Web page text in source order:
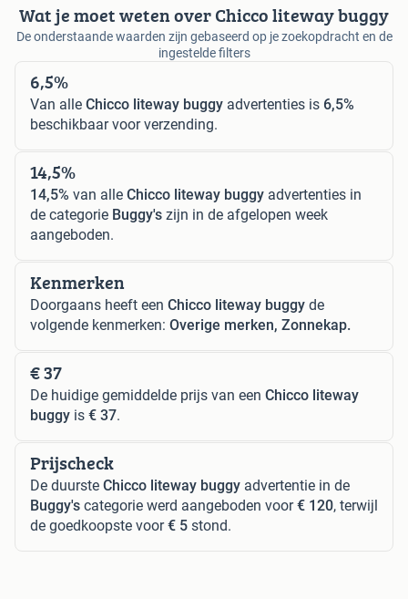
Wat je moet weten over Chicco liteway buggy
De onderstaande waarden zijn gebaseerd op je zoekopdracht en de
ingestelde filters
6,5%
Van alle Chicco liteway buggy advertenties is 6,5%
beschikbaar voor verzending.
14,5%
14,5% van alle Chicco liteway buggy advertenties in
de categorie Buggy's zijn in de afgelopen week
aangeboden.
Kenmerken
Doorgaans heeft een Chicco liteway buggy de
volgende kenmerken: Overige merken, Zonnekap.
€ 37
De huidige gemiddelde prijs van een Chicco liteway
buggy is € 37.
Prijscheck
De duurste Chicco liteway buggy advertentie in de
Buggy's categorie werd aangeboden voor€ 120, terwijl
de goedkoopste voor€ 5 stond.